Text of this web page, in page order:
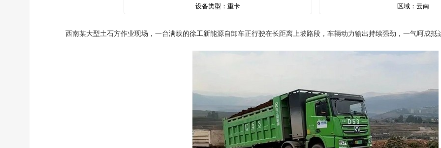
设备类型：重卡 区域：云南
西南某大型土石方作业现场，一台满载的徐工新能源自卸车正行驶在长距离上坡路段，车辆动力输出持续强劲，一气呵成抵